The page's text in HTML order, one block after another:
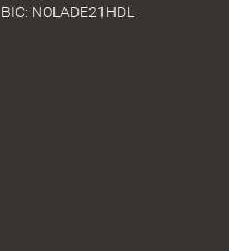
BIC: NOLADE21HDL